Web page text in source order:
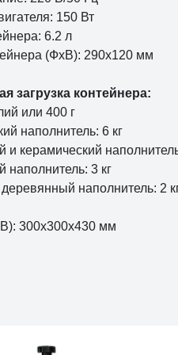
150 Вт
6.2 л
(ФxВ): 290x120 мм
загрузка контейнера:
или 400 г
наполнитель: 6 кг
керамический
наполнитель: 3 кг
наполнитель: 2
300x300x430 мм